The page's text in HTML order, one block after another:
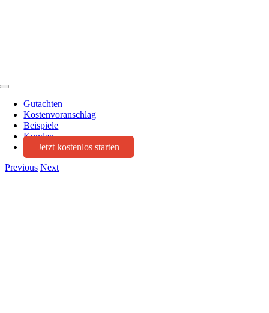
Toggle
NavigationGutachten
Kostenvoranschlag
Beispiele
Kunden
Jetzt kostenlos starten
Previous Next